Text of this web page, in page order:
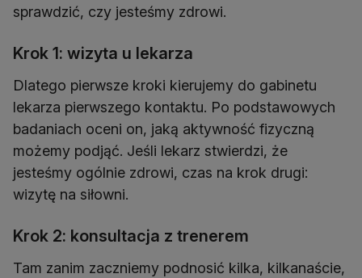
sprawdzić, czy jesteśmy zdrowi.
Krok 1: wizyta u lekarza
Dlatego pierwsze kroki kierujemy do gabinetu
lekarza pierwszego kontaktu. Po podstawowych
badaniach oceni on, jaką aktywność fizyczną
możemy podjąć. Jeśli lekarz stwierdzi, że
jesteśmy ogólnie zdrowi, czas na krok drugi:
wizytę na siłowni.
Krok 2: konsultacja z trenerem
Tam zanim zaczniemy podnosić kilka, kilkanaście,